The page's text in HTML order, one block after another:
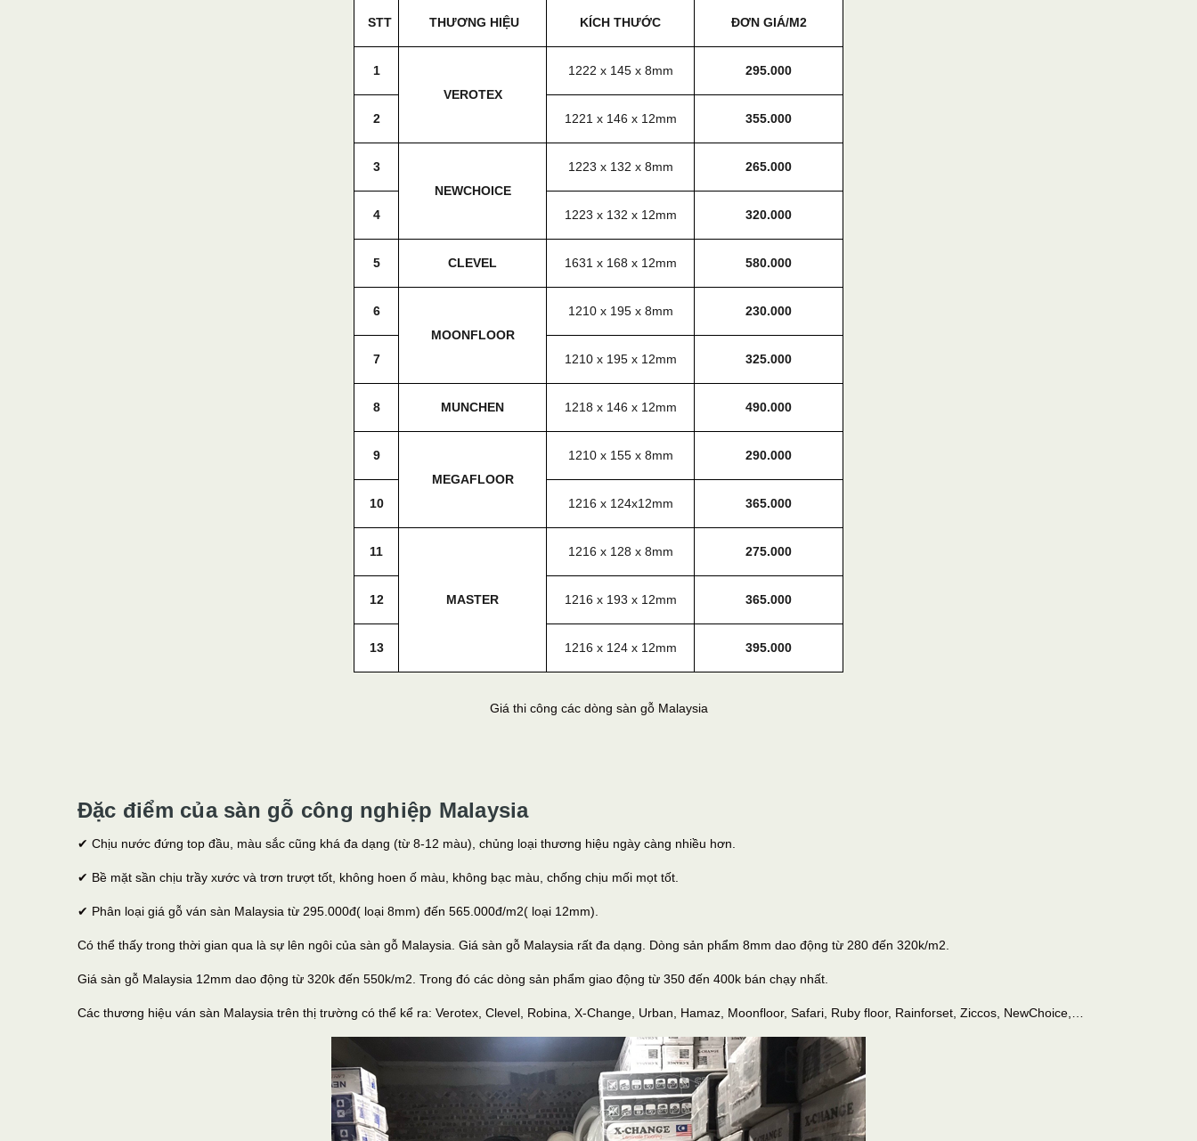
STT THƯƠNG HIỆU KÍCH THƯỚC ĐƠN GIÁ/M2
1
VEROTEX
1222 x 145 x 8mm 295.000
2 1221 x 146 x 12mm 355.000
3
NEWCHOICE
1223 x 132 x 8mm 265.000
4 1223 x 132 x 12mm 320.000
5 CLEVEL 1631 x 168 x 12mm 580.000
6
MOONFLOOR
1210 x 195 x 8mm 230.000
7 1210 x 195 x 12mm 325.000
8 MUNCHEN 1218 x 146 x 12mm 490.000
9
MEGAFLOOR
1210 x 155 x 8mm 290.000
10 1216 x 124x12mm 365.000
11
MASTER
1216 x 128 x 8mm 275.000
12 1216 x 193 x 12mm 365.000
13 1216 x 124 x 12mm 395.000
Giá thi công các dòng sàn gỗ Malaysia
Đặc điểm của sàn gỗ công nghiệp Malaysia
✔ Chịu nước đứng top đầu, màu sắc cũng khá đa dạng (từ 8-12 màu), chủng loại thương hiệu ngày càng nhiều hơn.
✔ Bề mặt sần chịu trầy xước và trơn trượt tốt, không hoen ố màu, không bạc màu, chống chịu mối mọt tốt.
✔ Phân loại giá gỗ ván sàn Malaysia từ 295.000đ( loại 8mm) đến 565.000đ/m2( loại 12mm).
Có thể thấy trong thời gian qua là sự lên ngôi của sàn gỗ Malaysia. Giá sàn gỗ Malaysia rất đa dạng. Dòng sản phẩm 8mm dao động từ 280 đến 320k/m2.
Giá sàn gỗ Malaysia 12mm dao động từ 320k đến 550k/m2. Trong đó các dòng sản phẩm giao động từ 350 đến 400k bán chạy nhất.
Các thương hiệu ván sàn Malaysia trên thị trường có thể kể ra: Verotex, Clevel, Robina, X-Change, Urban, Hamaz, Moonfloor, Safari, Ruby floor, Rainforset, Ziccos, NewChoice,…